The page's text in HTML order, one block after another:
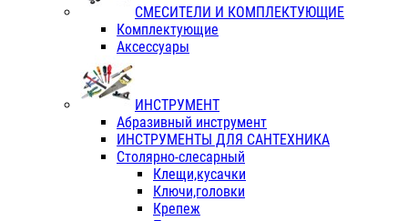
СМЕСИТЕЛИ И КОМПЛЕКТУЮЩИЕ
Комплектующие
Аксессуары
ИНСТРУМЕНТ
Абразивный инструмент
ИНСТРУМЕНТЫ ДЛЯ САНТЕХНИКА
Столярно-слесарный
Клещи,кусачки
Ключи,головки
Крепеж